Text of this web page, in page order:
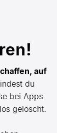
auf
du
bei Apps
gelöscht.